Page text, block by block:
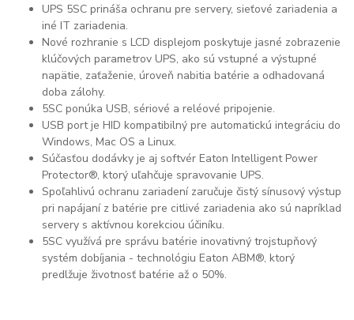
UPS 5SC prináša ochranu pre servery, sieťové zariadenia a
iné IT zariadenia.
Nové rozhranie s LCD displejom poskytuje jasné zobrazenie
klúčových parametrov UPS, ako sú vstupné a výstupné
napätie, zaťaženie, úroveň nabitia batérie a odhadovaná
doba zálohy.
5SC ponúka USB, sériové a reléové pripojenie.
USB port je HID kompatibilný pre automatickú integráciu do
Windows, Mac OS a Linux.
Súčasťou dodávky je aj softvér Eaton Intelligent Power
Protector®, ktorý uľahčuje spravovanie UPS.
Spoľahlivú ochranu zariadení zaručuje čistý sínusový výstup
pri napájaní z batérie pre citlivé zariadenia ako sú napríklad
servery s aktívnou korekciou účiníku.
5SC využívá pre správu batérie inovativný trojstupňový
systém dobíjania - technológiu Eaton ABM®, ktorý
predlžuje životnosť batérie až o 50%.